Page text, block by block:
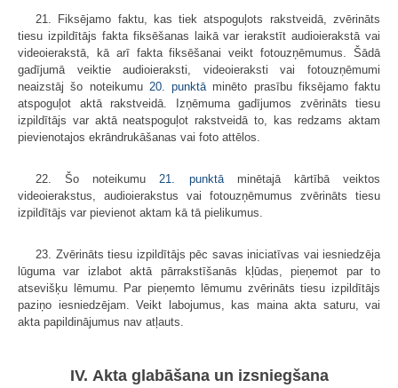
21. Fiksējamo faktu, kas tiek atspoguļots rakstveidā, zvērināts
tiesu izpildītājs fakta fiksēšanas laikā var ierakstīt audioierakstā vai
videoierakstā, kā arī fakta fiksēšanai veikt fotouzņēmumus. Šādā
gadījumā veiktie audioieraksti, videoieraksti vai fotouzņēmumi
neaizstāj šo noteikumu 20. punktāminēto prasību fiksējamo faktu
atspoguļot aktā rakstveidā. Izņēmuma gadījumos zvērināts tiesu
izpildītājs var aktā neatspoguļot rakstveidā to, kas redzams aktam
pievienotajos ekrāndrukāšanas vai foto attēlos.
22. Šo noteikumu21. punktāminētajā kārtībā veiktos
videoierakstus, audioierakstus vai fotouzņēmumus zvērināts tiesu
izpildītājs var pievienot aktam kā tā pielikumus.
23. Zvērināts tiesu izpildītājs pēc savas iniciatīvas vai iesniedzēja
lūguma var izlabot aktā pārrakstīšanās kļūdas, pieņemot par to
atsevišķu lēmumu. Par pieņemto lēmumu zvērināts tiesu izpildītājs
paziņo iesniedzējam. Veikt labojumus, kas maina akta saturu, vai
akta papildinājumus nav atļauts.
IV. Akta glabāšana un izsniegšana